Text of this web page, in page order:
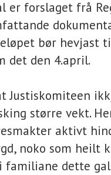
er forslaget frå
bør hevjast
det den 4.april.
Justiskomiteen
større vekt.
aktivt
noko som heilt
familiane dette